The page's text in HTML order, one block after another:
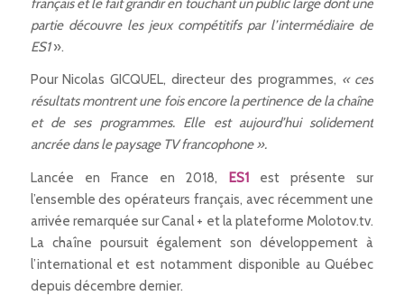
partie découvre les jeux compétitifs par l’intermédiaire de
ES1».
Pour Nicolas GICQUEL, directeur des programmes, « ces
résultats montrent une fois encore la pertinence de la chaîne
et de ses programmes. Elle est aujourd’hui solidement
ancrée dans le paysage TV francophone ».
Lancée en France en 2018, ES1 est présente sur
l’ensemble des opérateurs français, avec récemment une
arrivée remarquée sur Canal + et la plateforme Molotov.tv.
La chaîne poursuit également son développement à
l’international et est notamment disponible au Québec
depuis décembre dernier.